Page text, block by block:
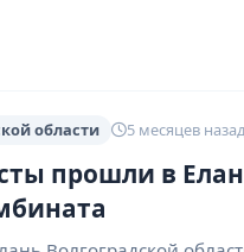
области 5 месяцев назад
прошли в